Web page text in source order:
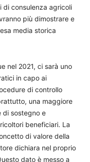
di consulenza agricoli
più dimostrare e
media storica
nel 2021, ci sarà uno
in capo ai
di controllo
una maggiore
di sostegno e
beneficiari. La
di valore della
dichiara nel proprio
dato è messo a